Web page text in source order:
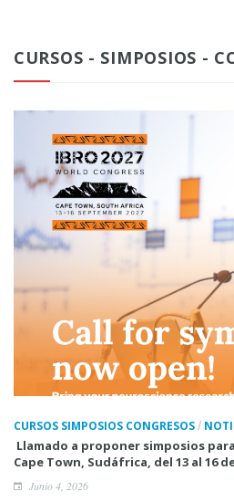
CURSOS - SIMPOSIOS -
CURSOS SIMPOSIOS CONGRESOS/
Llamado a proponer simposios
Cape Town, Sudáfrica, del 13 al 16
Junio 4, 2026